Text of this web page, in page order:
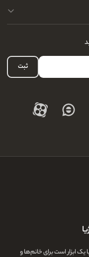
ثبت
ابزار است برای خانم‌ها و